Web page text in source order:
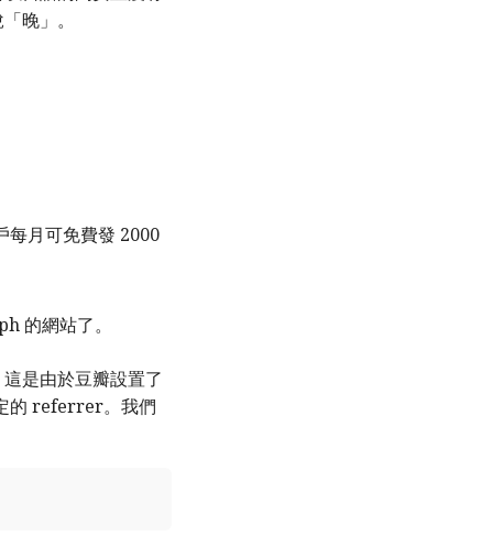
晚」。
每月可免費發 2000
的網站了。
是由於豆瓣設置了
的 referrer。我們